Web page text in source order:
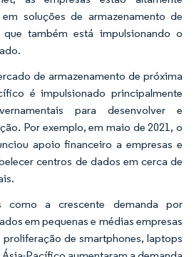
soluções de armazenamento de
também está impulsionando o
de armazenamento de próxima
é impulsionado principalmente
para desenvolver e
Por exemplo, em maio de 2021, o
apoio financeiro a empresas e
centros de dados em cerca de
como a crescente demanda por
em pequenas e médias empresas
proliferação de smartphones, laptops